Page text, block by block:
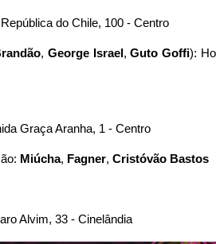
do Chile, 100 - Centro
, George Israel,Guto Goffi):
Graça Aranha, 1 - Centro
Miúcha, Fagner, Cristóvão Bastos
Alvim, 33 - Cinelândia